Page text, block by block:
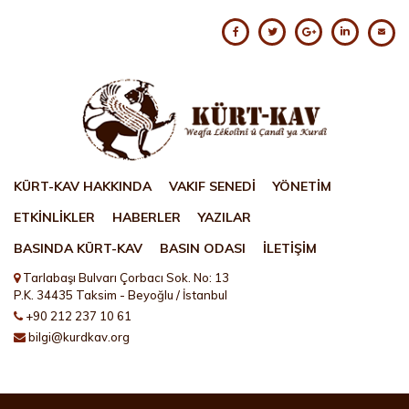
KÜRT-KAV HAKKINDA VAKIF SENEDİ
YÖNETİM
ETKİNLİKLER
HABERLER
YAZILAR
BASINDA KÜRT-KAV
BASIN ODASI İLETİŞİM
Tarlabaşı Bulvarı Çorbacı Sok. No: 13
P.K. 34435 Taksim - Beyoğlu / İstanbul
+90 212 237 10 61
bilgi@kurdkav.org